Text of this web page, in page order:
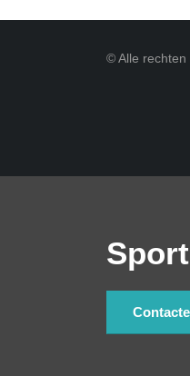
© Alle rechten